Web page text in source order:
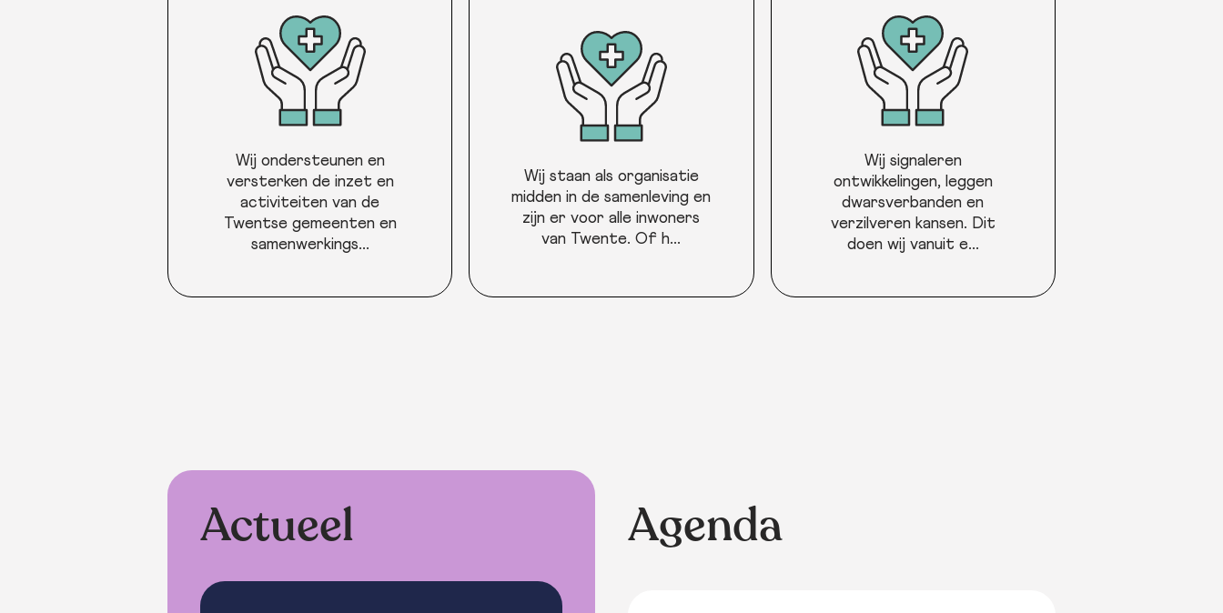
Wij ondersteunen en
versterken de inzet en
activiteiten van de
Twentse gemeenten en
samenwerkings...
Wij staan als organisatie
midden in de samenleving en
zijn er voor alle inwoners
van Twente. Of h...
Wij signaleren
ontwikkelingen, leggen
dwarsverbanden en
verzilveren kansen. Dit
doen wij vanuit e...
Actueel Agenda